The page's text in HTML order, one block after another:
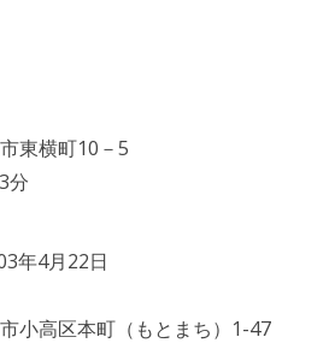
東横町10－5
分
年4月22日
小高区本町（もとまち）1-47